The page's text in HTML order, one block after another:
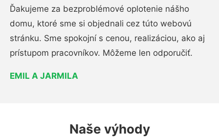
Ďakujeme za bezproblémové oplotenie nášho
domu, ktoré sme si objednali cez túto webovú
stránku. Sme spokojní s cenou, realizáciou, ako aj
prístupom pracovníkov. Môžeme len odporučiť.
EMIL A JARMILA
Naše výhody